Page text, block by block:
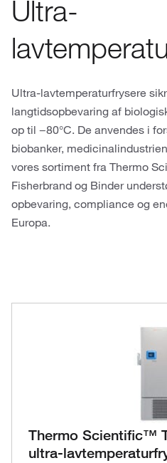
Ultra-
Ultra-lavtemperaturfrysere
langtidsopbevaring af
op til −80°C. De anvendes i
biobanker,
vores sortiment fra Thermo
Fisherbrand og Binder
opbevaring, compliance og
Europa.
Thermo Scientific™
ultra-